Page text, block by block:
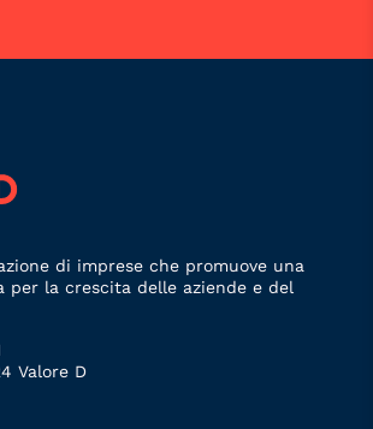
di imprese che promuove una
per la crescita delle aziende e del
Valore D